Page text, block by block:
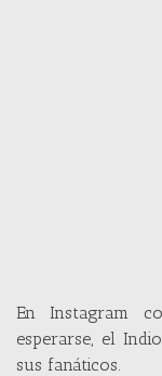
En Instagram
esperarse, el
sus fanáticos.